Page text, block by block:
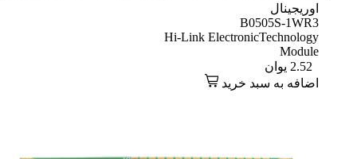
اوریجینال
B0505S-1WR3
Hi-Link ElectronicTechnology
Module
2.52 یوان
اضافه به سبد خرید